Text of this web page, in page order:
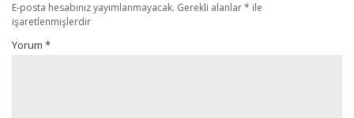
E-posta hesabınız yayımlanmayacak. Gerekli alanlar* ile
işaretlenmişlerdir
Yorum *